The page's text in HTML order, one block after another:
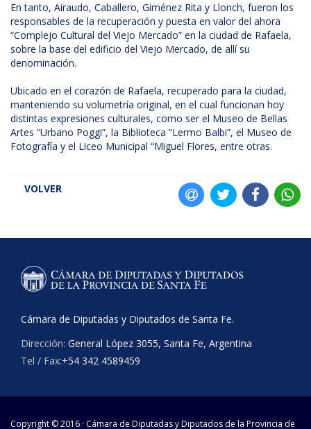
En tanto, Airaudo, Caballero, Giménez Rita y Llonch, fueron los
responsables de la recuperación y puesta en valor del ahora
“Complejo Cultural del Viejo Mercado” en la ciudad de Rafaela,
sobre la base del edificio del Viejo Mercado, de allí su
denominación.
Ubicado en el corazón de Rafaela, recuperado para la ciudad,
manteniendo su volumetría original, en el cual funcionan hoy
distintas expresiones culturales, como ser el Museo de Bellas
Artes “Urbano Poggi”, la Biblioteca “Lermo Balbi”, el Museo de
Fotografía y el Liceo Municipal “Miguel Flores, entre otras.
VOLVER
Cámara de Diputadas y Diputados de Santa Fe.
Dirección: General López 3055, Santa Fe, Argentina
Tel / Fax:+54 342 4589459
Copyright © 2016 · Cámara de Diputadas y Diputados de la Provincia de